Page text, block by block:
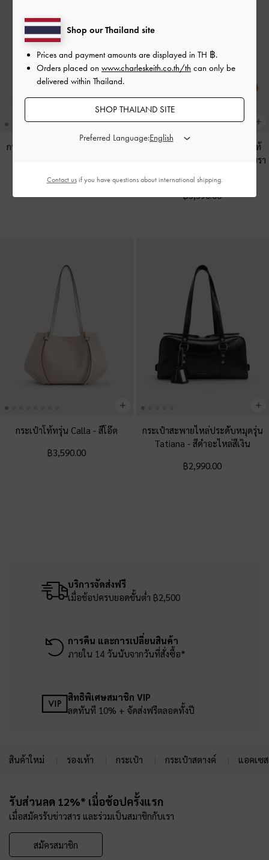
กระเป๋าสะพายไหล่พร้อมช่องด้าน
฿3,390.00
รองเท้าผ้าใบทรงแมรี่เจนหนังแท้
สีดาร์คบรา
฿3,390.00
กระเป๋าโท้ทรุ่น Calla - สีโอ๊ต
฿3,590.00
กระเป๋าสะพายไหล่ประดับหมุดรุ่น
Tatiana-สีดำอะไหล่สีเงิน
฿2,990.00
บริการจัดส่งฟรี
เมื่อช้อปครบยอดขั้นต่ำ ฿2,500
การคืน และการเปลี่ยนสินค้า
ภายใน 14 วันนับจากวันที่สั่งซื้อ*
สิทธิพิเศษสมาชิก VIP
ลดทันที 10% + จัดส่งฟรีตลอดทั้งปี
สินค้าใหม่ รองเท้า กระเป๋า กระเป๋าสตางค์ แอคเซ
รับส่วนลด 12%* เมื่อช้อปครั้งแรก
เมื่อสมัครรับข่าวสาร และร่วมเป็นสมาชิกกับเรา
สมัครสมาชิก
Shop our Thailand site
Prices and payment amounts are displayed in TH ฿.
Orders placed on www.charleskeith.co.th/th can only be
delivered within Thailand.
SHOP THAILAND SITE
Preferred Language:
Contact usif you have questions about international shipping.